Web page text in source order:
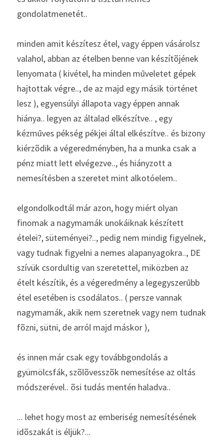
gondolatmenetét..
minden amit készítesz étel, vagy éppen vásárolsz
valahol, abban az ételben benne van készítõjének
lenyomata ( kivétel, ha minden mūveletet gépek
hajtottak végre.., de az majd egy másik történet
lesz ), egyensúlyi állapota vagy éppen annak
hiánya.. legyen az általad elkészítve.. , egy
kézmūves pékség pékjei által elkészítve.. és bizony
kiérzõdik a végeredményben, ha a munka csak a
pénz miatt lett elvégezve.., és hiányzott a
nemesítésben a szeretet mint alkotóelem..
elgondolkodtál már azon, hogy miért olyan
finomak a nagymamák unokáiknak készített
ételei?, süteményei?.., pedig nem mindig figyelnek,
vagy tudnak figyelni a nemes alapanyagokra.., DE
szívük csordultig van szeretettel, miközben az
ételt készítik, és a végeredmény a legegyszerūbb
étel esetében is csodálatos.. ( persze vannak
nagymamák, akik nem szeretnek vagy nem tudnak
fõzni, sütni, de arról majd máskor ),
és innen már csak egy továbbgondolás a
gyümölcsfák, szõlõvesszõk nemesítése az oltás
módszerével.. õsi tudás mentén haladva..
... lehet hogy most az emberiség nemesítésének
idõszakát is éljük?...